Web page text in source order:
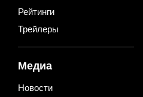
Рейтинги
Трейлеры
Медиа
Новости